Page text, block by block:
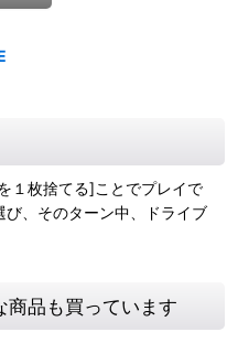
１枚捨てる]ことでプレイで
、そのターン中、ドライブ
商品も買っています